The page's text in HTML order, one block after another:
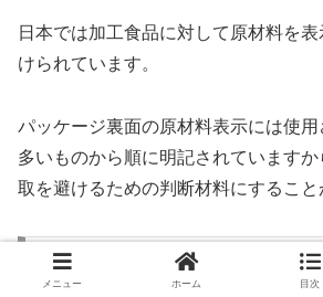
日本では加工食品に対して原材料を
けられています。
パッケージ裏面の原材料表示には使
多いものから順に明記されています
取を避けるための判断材料にすること
知識を身につける
メニュー ホーム 目次